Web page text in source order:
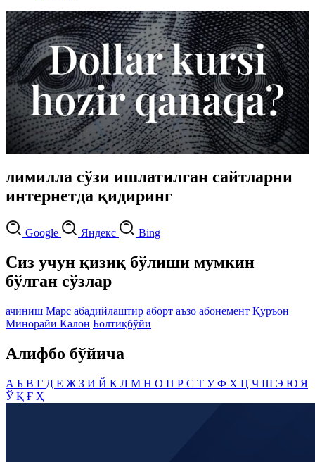
лимилла сўзи ишлатилган сайтларни
интернетда қидиринг
Google Яндекс Bing
Сиз учун қизиқ бўлиши мумкин
бўлган сўзлар
ачиниш Марс абадийлаштир аборт аъзо абонемент Қуръон
Минорайи Калон Болтиқбўйи
Алифбо бўйича
А Б В Г Д Е Ж З И Й К Л М Н О П Р С Т УФ Х Ц Ч Ш Э Ю Я
ЎҚ Ғ Ҳ